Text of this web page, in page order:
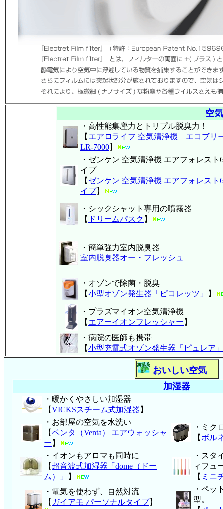
空
・高性能集塵力とトリプル脱臭力！
【 エアロライフ 空気清浄機 エコブリ
LR-7000】
・ゼンケン 空気清浄機 エアフォレスト
イプ
【 ゼンケン 空気清浄機 エアフォレスト
イプ】
・シックシャット専用の噴霧器
【 ドリームパスク 】
・簡単強力室内脱臭器
室内脱臭器オー・フレッシュ
・オゾンで除菌・脱臭
【小型オゾン発生器「ピコレッツ」 】
・プラズマイオン空気清浄機
【 エアーイオンフレッシャー 】
・病院の医師も携帯
【小型充電式オゾン発生器「ピュレア」
おいしい空気
加湿器
・暖かくやさしい加湿器
【VICKSスチーム式加湿器 】
・お部屋の空気を水洗い
【ベンタ（Venta） エアウォッシャ
ー 】
・ミク
【 ボル
・イオンもアロマも同時に
【 超音波式加湿器「dome（ドー
ム）」
】
・スタ
ィフュ
【 ミニ
・電気を使わず、自然対流
【 ガイアモ パーソナルタイプ】
・ペッ
型。